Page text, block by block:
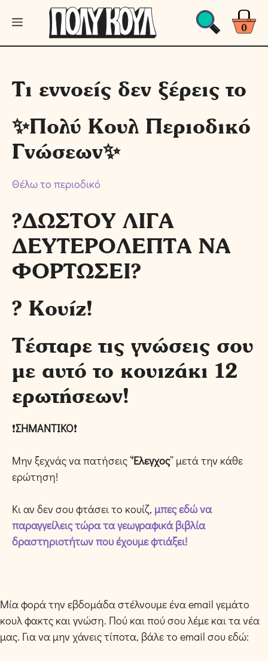
Μετάβαση
περιεχόμενο
0
Μενού
Τι εννοείς δεν ξέρεις το
✨Πολύ Κουλ Περιοδικό
Γνώσεων✨
Θέλω το περιοδικό
?ΔΩΣΤΟΥ ΛΙΓΑ
ΔΕΥΤΕΡΟΛΕΠΤΑ ΝΑ
ΦΟΡΤΩΣΕΙ?
? Κουίζ!
Τέσταρε τις γνώσεις σου
με αυτό το κουιζάκι 12
ερωτήσεων!
❗️ΣΗΜΑΝΤΙΚΟ❗️
Μην ξεχνάς να πατήσεις “Έλεγχος” μετά την κάθε
ερώτηση!
Κι αν δεν σου φτάσει το κουίζ, μπες εδώ να
παραγγείλεις τώρα τα γεωγραφικά βιβλία
δραστηριοτήτων που έχουμε φτιάξει!
Μία φορά την εβδομάδα στέλνουμε ένα email γεμάτο
κουλ φακτς και γνώση. Πού και πού σου λέμε και τα νέα
μας. Για να μην χάνεις τίποτα, βάλε το email σου εδώ: